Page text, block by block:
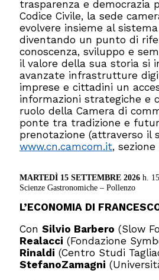
trasparenza e democrazia
Codice Civile, la sede
evolvere insieme al
diventando un punto di
conoscenza, sviluppo e
il valore della sua storia si
avanzate infrastrutture
imprese e cittadini un
informazioni strategiche e
ruolo della Camera di
ponte tra tradizione e
prenotazione (attraverso il
www.cn.camcom.it,
MARTEDÌ 15 SETTEMBRE 2026h.
Scienze Gastronomiche – Pollenzo
L’ECONOMIA DI
ConSilvio Barbero (Slow
Realacci (Fondazione
Rinaldi (Centro Studi
StefanoZamagni